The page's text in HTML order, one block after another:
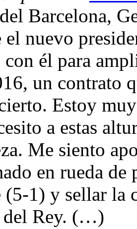
Barcelona,
nuevo
con él para
un contrato
Estoy
a estas
Me siento
en rueda de
(5-1) y sellar la
del Rey. (…)